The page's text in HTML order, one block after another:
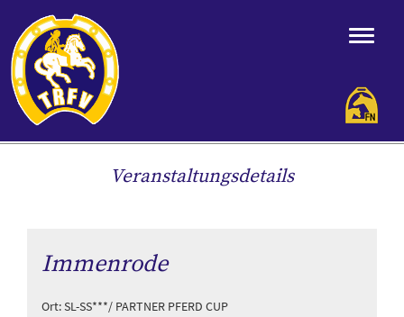
Veranstaltungsdetails
Immenrode
Ort: SL-SS***/ PARTNER PFERD CUP